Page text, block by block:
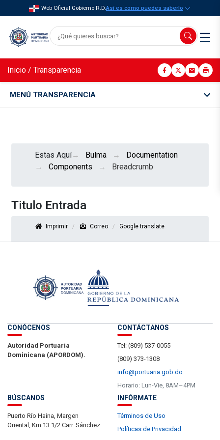
Web Oficial Gobierno R.D.Así es como puedes saberlo
Inicio / Transparencia
MENÚ TRANSPARENCIA
Estas Aquí Bulma
Documentation
Components
Breadcrumb
Titulo Entrada
Imprimir Correo Google translate
CONÓCENOS
Autoridad Portuaria
Dominicana (APORDOM).
CONTÁCTANOS
Tel: (809) 537-0055
(809) 373-1308
info@portuaria.gob.do
Horario: Lun-Vie, 8AM–4PM
BÚSCANOS
Puerto Río Haina, Margen
Oriental, Km 13 1/2 Carr. Sánchez.
INFÓRMATE
Términos de Uso
Políticas de Privacidad